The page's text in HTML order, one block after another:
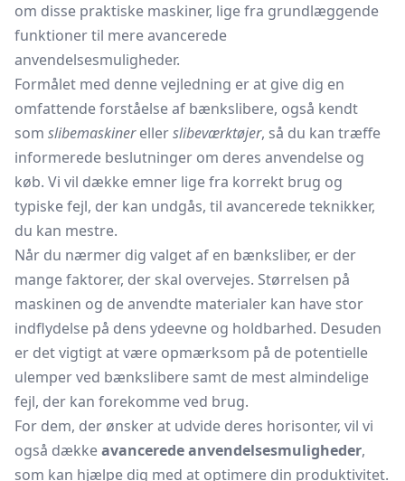
om disse praktiske maskiner, lige fra grundlæggende
funktioner til mere avancerede
anvendelsesmuligheder.
Formålet med denne vejledning er at give dig en
omfattende forståelse af bænkslibere, også kendt
som slibemaskinerellerslibeværktøjer, så du kan træffe
informerede beslutninger om deres anvendelse og
køb. Vi vil dække emner lige fra korrekt brug og
typiske fejl, der kan undgås, til avancerede teknikker,
du kan mestre.
Når du nærmer dig valget af en bænksliber, er der
mange faktorer, der skal overvejes. Størrelsen på
maskinen og de anvendte materialer kan have stor
indflydelse på dens ydeevne og holdbarhed. Desuden
er det vigtigt at være opmærksom på de potentielle
ulemper ved bænkslibere samt de mest almindelige
fejl, der kan forekomme ved brug.
For dem, der ønsker at udvide deres horisonter, vil vi
også dækkeavancerede anvendelsesmuligheder,
som kan hjælpe dig med at optimere din produktivitet.